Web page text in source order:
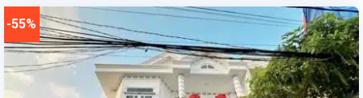
vnđ/
đêm.
2.500.000
vnđ/
đêm.
-55%